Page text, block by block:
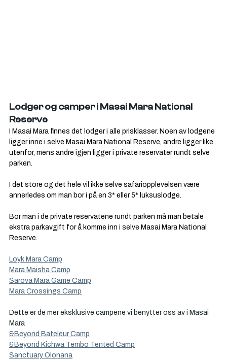
Lodger og camper i Masai Mara National
Reserve
I Masai Mara finnes det lodger i alle prisklasser. Noen av lodgene
ligger inne i selve Masai Mara National Reserve, andre ligger like
utenfor, mens andre igjen ligger i private reservater rundt selve
parken.
I det store og det hele vil ikke selve safariopplevelsen være
annerledes om man bor i på en 3* eller 5* luksuslodge.
Bor man i de private reservatene rundt parken må man betale
ekstra parkavgift for å komme inn i selve Masai Mara National
Reserve.
Loyk Mara Camp
Mara Maisha Camp
Sarova Mara Game Camp
Mara Crossings Camp
Dette er de mer eksklusive campene vi benytter oss av i Masai
Mara
&Beyond Bateleur Camp
&Beyond Kichwa Tembo Tented Camp
Sanctuary Olonana